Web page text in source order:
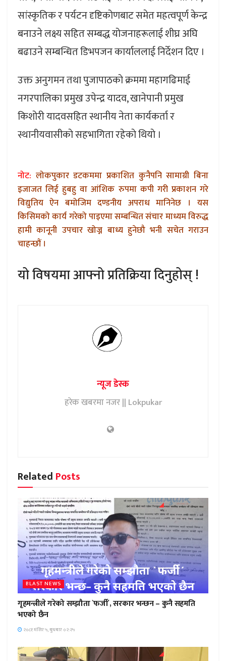
सांस्कृतिक र पर्यटन दृष्टिकोणबाट समेत महत्वपूर्ण केन्द्र
बनाउने लक्ष्य सहित सम्बद्ध योजनाहरूलाई शीघ्र अघि
बढाउने सम्बन्धित डिभपजन कार्याललाई निर्देशन दिए ।
उक्त अनुगमन तथा पुजापाठकाे क्रममा महागढिमाई
नगरपालिका प्रमुख उपेन्द्र यादव, खानेपानी प्रमुख
किशोरी यादवसहित स्थानीय नेता कार्यकर्ता र
स्थानीयवासीकाे सहभागिता रहेकाे थियाे ।
नोट: लोकपुकार डटकममा प्रकाशित कुनैपनि सामाग्री बिना
इजाजत लिई हुबहु वा आंशिक रुपमा कपी गरी प्रकाशन गरे
विद्युतिय ऐन बमोजिम दण्डनीय अपराध मानिनेछ । यस
किसिमको कार्य गरेको पाइएमा सम्बन्धित संचार माध्यम विरुद्ध
हामी कानूनी उपचार खोज्न बाध्य हुनेछौ भनी सचेत गराउन
चाहन्छौं ।
यो विषयमा आफ्नो प्रतिक्रिया दिनुहोस् !
न्यूज डेस्क
हरेक खबरमा नजर || Lokpukar
Related Posts
BLAST NEWS
गृहमन्त्रीले गरेको सम्झौता `फर्जी´, सरकार भन्छन – कुनै सहमति
भएको छैन
२०८१ मंसिर ५, बुधबार ०२:२५